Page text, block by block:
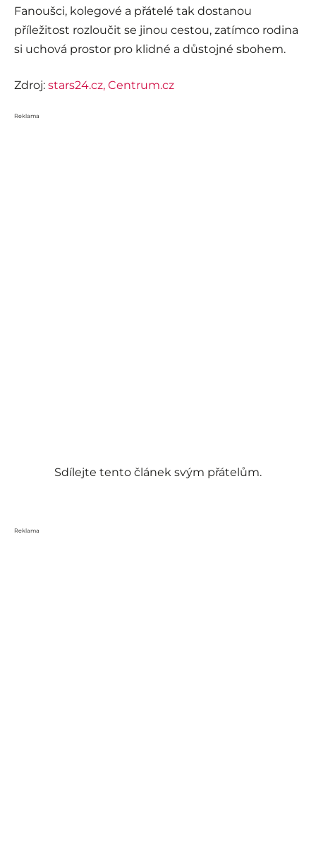
Fanoušci, kolegové a přátelé tak dostanou
příležitost rozloučit se jinou cestou, zatímco rodina
si uchová prostor pro klidné a důstojné sbohem.
Zdroj: stars24.cz, Centrum.cz
Reklama
Sdílejte tento článek svým přátelům.
Reklama